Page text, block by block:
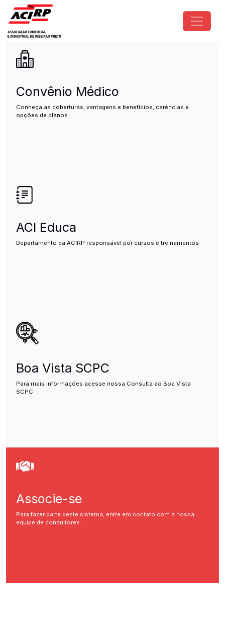
Pular para o conteúdo principal
ACIRP - Associação Comercial
Convênio Médico
Conheça as coberturas, vantagens e benefícios, carências e
opções de planos
ACI Educa
Departamento da ACIRP responsável por cursos e treinamentos
Boa Vista SCPC
Para mais informações acesse nossa Consulta ao Boa Vista
SCPC
Associe-se
Para fazer parte deste sistema, entre em contato com a nossa
equipe de consultores.